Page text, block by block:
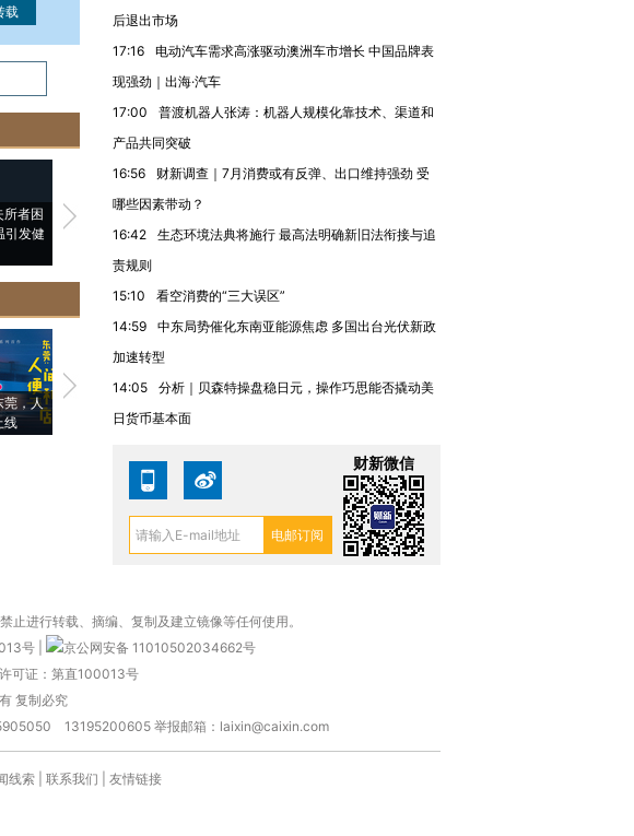
所者困
引发健
视线｜HYROX的吸金
术：是什么让中产们甘
粒摇头丸 尿检体内含3种
度Z世代 用街头抗争将教
莞，人
线
【推广】走进第四届链博
【商旅对话】华住集团
后退出市场
17:16
电动汽车需求高涨驱动澳洲车市增长 中国品牌表
现强劲｜出海·汽车
17:00
普渡机器人张涛：机器人规模化靠技术、渠道和
产品共同突破
16:56
财新调查｜7月消费或有反弹、出口维持强劲 受
哪些因素带动？
16:42
生态环境法典将施行 最高法明确新旧法衔接与追
责规则
15:10
看空消费的“三大误区”
14:59
中东局势催化东南亚能源焦虑 多国出台光伏新政
加速转型
14:05
分析｜贝森特操盘稳日元，操作巧思能否撬动美
日货币基本面
财新微信
进行转载、摘编、复制及建立镜像等任何使用。
号
京公网安备 11010502034662号
可证：第直100013号
复制必究
13195200605 举报邮箱：laixin@caixin.com
线索 联系我们 友情链接